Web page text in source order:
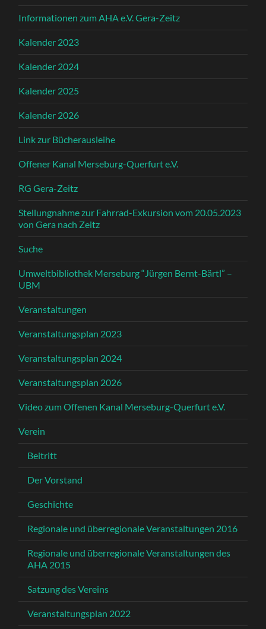
Informationen zum AHA e.V. Gera-Zeitz
Kalender 2023
Kalender 2024
Kalender 2025
Kalender 2026
Link zur Bücherausleihe
Offener Kanal Merseburg-Querfurt e.V.
RG Gera-Zeitz
Stellungnahme zur Fahrrad-Exkursion vom 20.05.2023
von Gera nach Zeitz
Suche
Umweltbibliothek Merseburg “Jürgen Bernt-Bärtl” –
UBM
Veranstaltungen
Veranstaltungsplan 2023
Veranstaltungsplan 2024
Veranstaltungsplan 2026
Video zum Offenen Kanal Merseburg-Querfurt e.V.
Verein
Beitritt
Der Vorstand
Geschichte
Regionale und überregionale Veranstaltungen 2016
Regionale und überregionale Veranstaltungen des
AHA 2015
Satzung des Vereins
Veranstaltungsplan 2022